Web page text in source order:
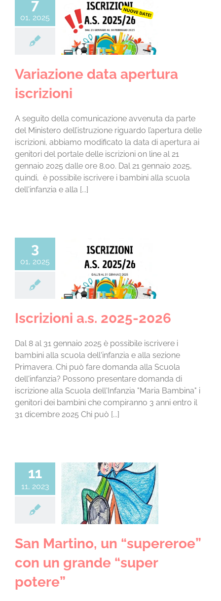
CHI SIAMO
LA SCUOLA E I SUOI AMBIENTI
LE NOSTRE ESPERIENZE
INFORMAZIONI E ISCRIZIONI
MODULISTICA
EVENTI
7
01, 2025
data
iscrizioni
categoria
Variazione data apertura
iscrizioni
A seguito della comunicazione avvenuta da parte
del Ministero dell’istruzione riguardo l’apertura delle
iscrizioni, abbiamo modificato la data di apertura ai
genitori del portale delle iscrizioni on line al 21
gennaio 2025 dalle ore 8.00. Dal 21 gennaio 2025,
quindi, è possibile iscrivere i bambini alla scuola
dell'infanzia e alla [...]
3
01, 2025
a.s. 2025-
categoria
Iscrizioni a.s. 2025-2026
Dal 8 al 31 gennaio 2025 è possibile iscrivere i
bambini alla scuola dell'infanzia e alla sezione
Primavera. Chi può fare domanda alla Scuola
dell'infanzia? Possono presentare domanda di
iscrizione alla Scuola dell'Infanzia "Maria Bambina" i
genitori dei bambini che compiranno 3 anni entro il
31 dicembre 2025 Chi può [...]
11
11, 2023
un
con un
“super
San Martino, un “supereroe”
con un grande “super
potere”